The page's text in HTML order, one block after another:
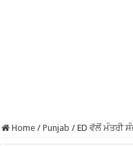
Home / Punjab / ED ਵੱਲੋਂ ਮੰਤਰੀ